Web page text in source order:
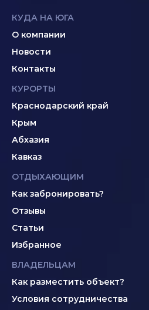
КУДА НА ЮГА
О компании
Новости
Контакты
КУРОРТЫ
Краснодарский край
Крым
Абхазия
Кавказ
ОТДЫХАЮЩИМ
Как забронировать?
Отзывы
Статьи
Избранное
ВЛАДЕЛЬЦАМ
Как разместить объект?
Условия сотрудничества